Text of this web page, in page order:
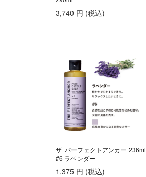
3,740 円 (税込)
ザ･パーフェクトアンカー 236ml
#6 ラベンダー
1,375 円 (税込)